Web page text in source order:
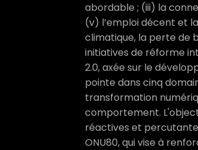
abordable ; (iii) la
(v) l’emploi décent et
climatique, la perte de
initiatives de réforme
2.0, axée sur le
pointe dans cinq
transformation
comportement.
réactives et
ONU80, qui vise à